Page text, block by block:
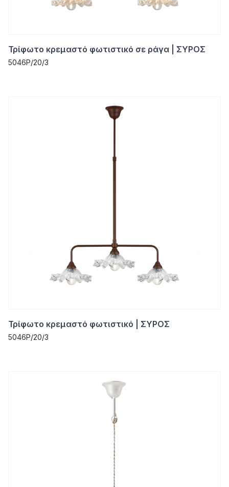
Τρίφωτο κρεμαστό φωτιστικό σε ράγα | ΣΥΡΟΣ
5046P/20/3
Τρίφωτο κρεμαστό φωτιστικό | ΣΥΡΟΣ
5046P/20/3